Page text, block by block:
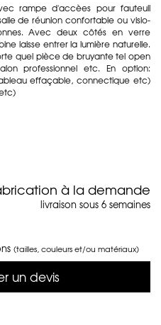
rampe d'accèes pour fauteuil
de réunion confortable ou visio-
Avec deux côtés en verre
laisse entrer la lumière naturelle.
quel pièce de bruyante tel open
professionnel etc. En option:
effaçable, connectique etc)
à la demande
livraison sous 6 semaines
(tailles, couleurs et/ou matériaux)
un devis